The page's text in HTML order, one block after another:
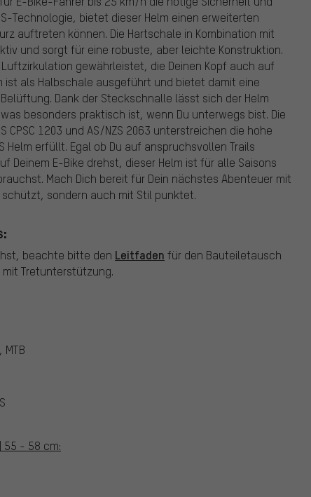
Technologie, bietet dieser Helm einen erweiterten
auftreten können. Die Hartschale in Kombination mit
und sorgt für eine robuste, aber leichte Konstruktion.
gewährleistet, die Deinen Kopf auch auf
ist als Halbschale ausgeführt und bietet damit eine
Dank der Steckschnalle lässt sich der Helm
besonders praktisch ist, wenn Du unterwegs bist. Die
CPSC 1203 und AS/NZS 2063 unterstreichen die hohe
Helm erfüllt. Egal ob Du auf anspruchsvollen Trails
Deinem E-Bike drehst, dieser Helm ist für alle Saisons
Mach Dich bereit für Dein nächstes Abenteuer mit
schützt, sondern auch mit Stil punktet.
beachte bitte den Leitfaden für den Bauteiletausch
Tretunterstützung.
55 - 58 cm: